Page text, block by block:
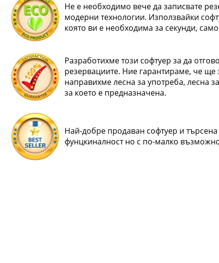
Не е необходимо вече да записвате
модерни технологии. Използвайки
която ви е необходима за секунди,
Разработихме този софтуер за да
резервациите. Ние гарантираме, че ще
направихме лесна за употреба, лесна
за което е предназначена.
Най-добре продаван софтуер и търсена
фунцкиналност но с по-малко